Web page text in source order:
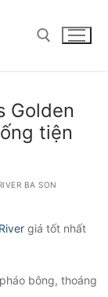
Golden
tiện
BA SON
giá tốt nhất
bông, thoáng